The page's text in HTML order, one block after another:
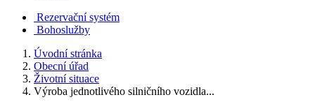
Rezervační systém
Bohoslužby
Úvodní stránka
Obecní úřad
Životní situace
Výroba jednotlivého silničního vozidla...